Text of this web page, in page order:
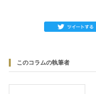
このコラムの執筆者